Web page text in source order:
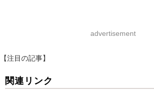
advertisement
【注目の記事】
関連リンク